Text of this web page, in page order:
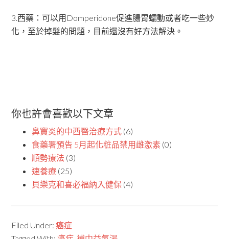
3.西藥：可以用Domperidone促進腸胃蠕動或者吃一些妙
化，至於掉髮的問題，目前還沒有好方法解決。
你也許會喜歡以下文章
鼻竇炎的中西醫治療方式 (6)
食藥署預告 5月起化粧品禁用雌激素 (0)
順勢療法 (3)
速養療 (25)
貝樂克和喜必福納入健保 (4)
Filed Under:癌症